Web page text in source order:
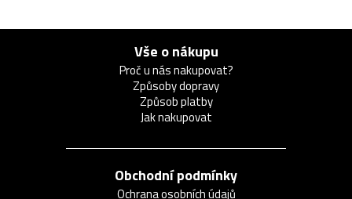
Vše o nákupu
Proč u nás nakupovat?
Způsoby dopravy
Způsob platby
Jak nakupovat
Obchodní podmínky
Ochrana osobních údajů